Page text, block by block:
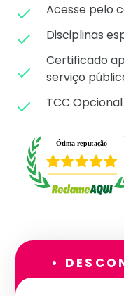
Acesse pelo
Disciplinas
Certificado
serviço
TCC Opcional
•